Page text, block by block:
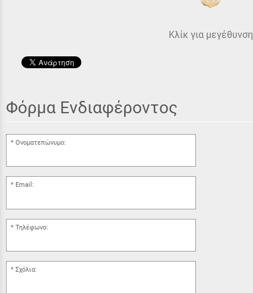
Κλίκ για μεγέθυνση
Φόρμα Ενδιαφέροντος
Ονοματεπώνυμο:
Email:
Τηλέφωνο:
Σχόλια: